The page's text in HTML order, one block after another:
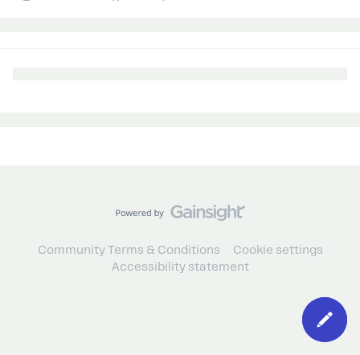
Community Terms & Conditions
Cookie settings
Accessibility statement